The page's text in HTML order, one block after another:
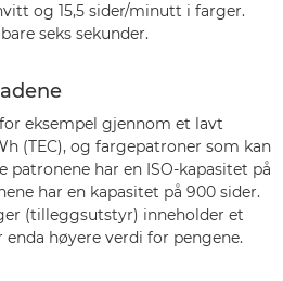
og 15,5 sider/minutt i farger.
seks sekunder.
eksempel gjennom et lavt
(TEC), og fargepatroner som kan
patronene har en ISO-kapasitet på
har en kapasitet på 900 sider.
(tilleggsutstyr) inneholder et
høyere verdi for pengene.